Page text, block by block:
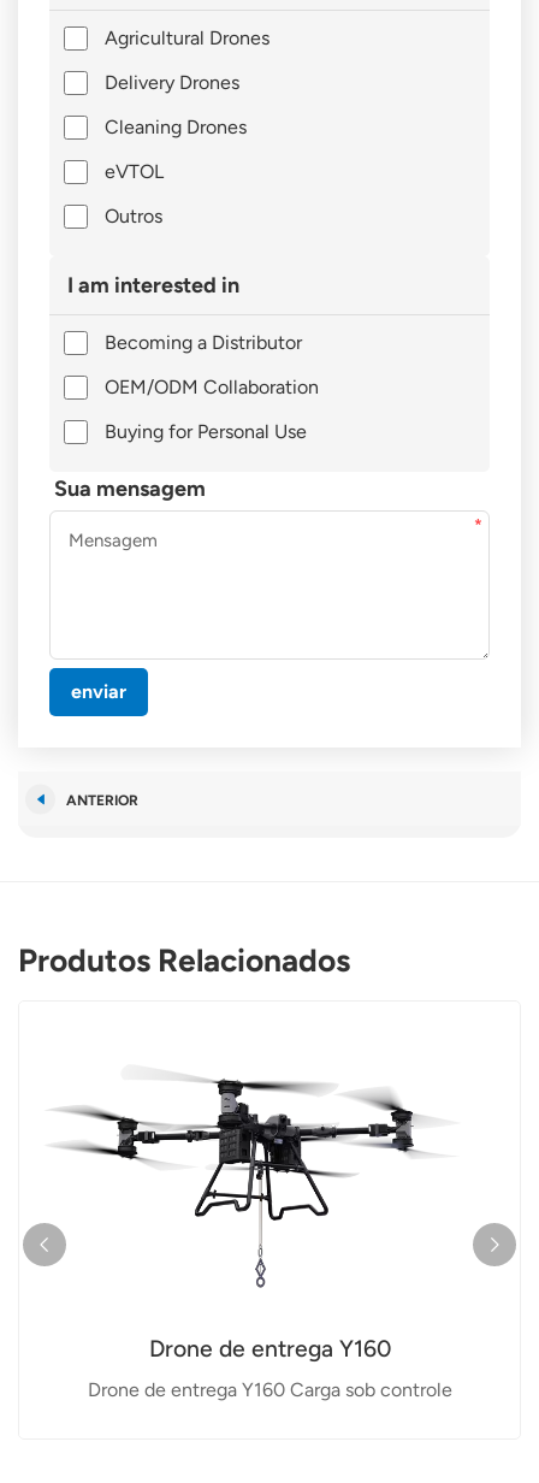
Agricultural Drones
Delivery Drones
Cleaning Drones
eVTOL
Outros
I am interested in
Becoming a Distributor
OEM/ODM Collaboration
Buying for Personal Use
Sua mensagem
enviar
ANTERIOR
Produtos Relacionados
Drone de entrega Y160
Drone de entrega Y160 Carga sob controle